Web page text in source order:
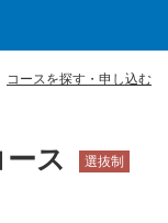
コースを探す・申し込む
ス 選抜制